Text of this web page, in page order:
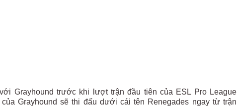
Grayhound trước khi lượt trận đầu tiên của ESL Pro League
Grayhound sẽ thi đấu dưới cái tên Renegades ngay từ trận